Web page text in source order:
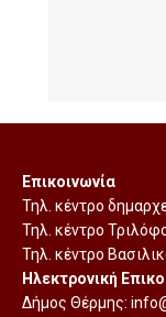
Επικοινωνία
Τηλ. κέντρο
Τηλ. κέντρο
Τηλ. κέντρο
Ηλεκτρονική
Δήμος Θέρμης: